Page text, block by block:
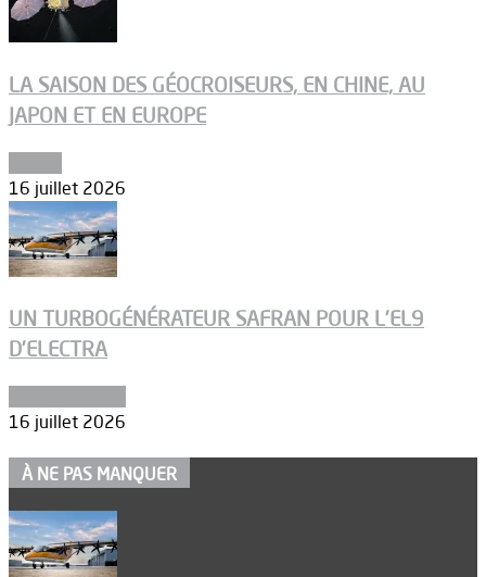
LA SAISON DES GÉOCROISEURS, EN CHINE, AU
JAPON ET EN EUROPE
16 juillet 2026
UN TURBOGÉNÉRATEUR SAFRAN POUR L’EL9
D’ELECTRA
16 juillet 2026
À NE PAS MANQUER